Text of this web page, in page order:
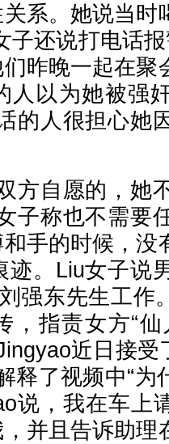
系。她说当时
子还说打电话
昨晚一起在聚
人以为她被强
的人很担心她
方自愿的，她
子称也不需要
手的时候，没
迹。Liu女子说
强东先生工作
，指责女方“
近日接受
释了视频中“
说，我在车上
并且告诉助理